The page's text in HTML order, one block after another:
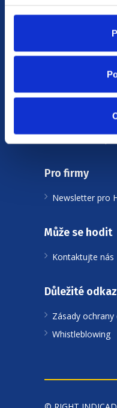
Nebo
Pro uchazeče
Proč pracovat
Často se nás
Pro firmy
Newsletter pro
Může se hodit
Kontaktujte nás
Důležité
Zásady
Whistleblowing